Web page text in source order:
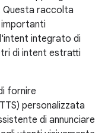
Questa raccolta
integrato di
di intent estratti
fornire
personalizzata
di annunciare